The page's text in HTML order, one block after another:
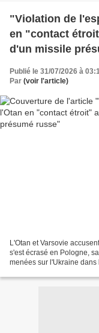
"Violation de
en "contact
d'un missile
Publié le 31/07/2026 à
Par (voir l'article)
L'Otan et Varsovie
s'est écrasé en Pologne,
menées sur l'Ukraine